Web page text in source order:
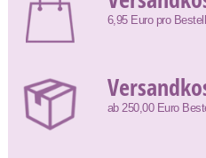
6,95 Euro pro
ab 250,00 Euro